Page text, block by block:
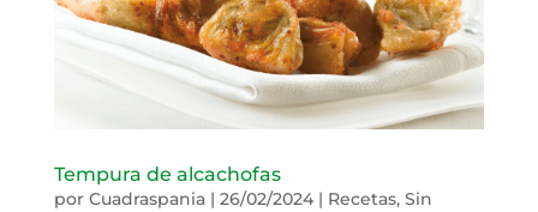
Tempura de alcachofas
por Cuadraspania| 26/02/2024| Recetas, Sin